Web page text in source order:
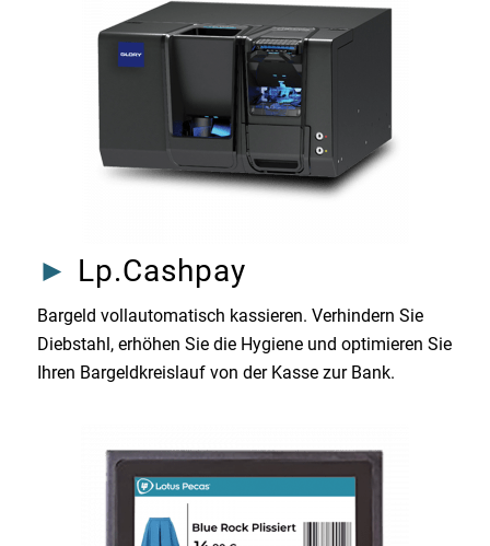
► Lp.Cashpay
Bargeld vollautomatisch kassieren. Verhindern Sie
Diebstahl, erhöhen Sie die Hygiene und optimieren Sie
Ihren Bargeldkreislauf von der Kasse zur Bank.